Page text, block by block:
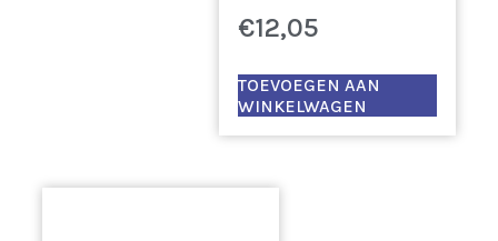
€12,05
TOEVOEGEN AAN
WINKELWAGEN